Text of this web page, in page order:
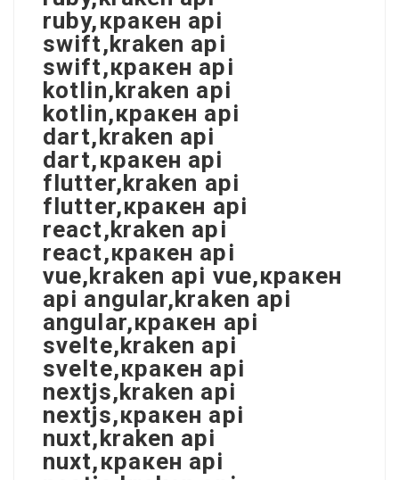
ruby,кракен api
swift,kraken api
swift,кракен api
kotlin,kraken api
kotlin,кракен api
dart,kraken api
dart,кракен api
flutter,kraken api
flutter,кракен api
react,kraken api
react,кракен api
vue,kraken api vue,кракен
api angular,kraken api
angular,кракен api
svelte,kraken api
svelte,кракен api
nextjs,kraken api
nextjs,кракен api
nuxt,kraken api
nuxt,кракен api